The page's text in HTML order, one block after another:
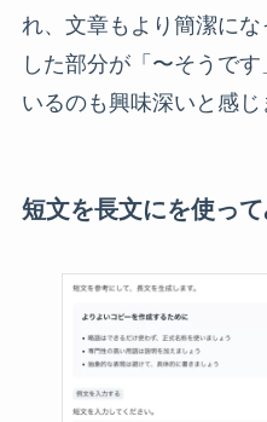
れ、文章もより簡潔に
した部分が「〜そうで
いるのも興味深いと感じ
短文を長文にを使っ